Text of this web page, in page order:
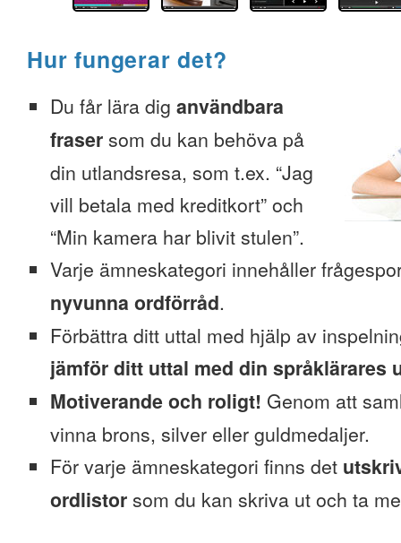
Hur fungerar det?
Du får lära dig användbara
fraser som du kan behöva på
din utlandsresa, som t.ex. “Jag
vill betala med kreditkort” och
“Min kamera har blivit stulen”.
Varje ämneskategori innehåller
nyvunna ordförråd.
Förbättra ditt uttal med hjälp av
jämför ditt uttal med din språklärares
Motiverande och roligt! Genom att
vinna brons, silver eller guldmedaljer.
För varje ämneskategori finns det
ordlistor som du kan skriva ut och ta